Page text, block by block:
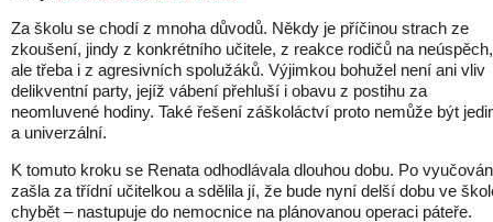
Za školu se chodí z mnoha důvodů. Někdy je příčinou strach ze
zkoušení, jindy z konkrétního učitele, z reakce rodičů na neúspěch,
ale třeba i z agresivních spolužáků. Výjimkou bohužel není ani vliv
delikventní party, jejíž vábení přehluší i obavu z postihu za
neomluvené hodiny. Také řešení záškoláctví proto nemůže být
a univerzální.
K tomuto kroku se Renata odhodlávala dlouhou dobu. Po
zašla za třídní učitelkou a sdělila jí, že bude nyní delší dobu ve
chybět – nastupuje do nemocnice na plánovanou operaci páteře.